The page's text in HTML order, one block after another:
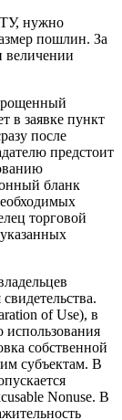
нужно
пошлин. За
величении
в заявке пункт
после
предстоит
бланк
торговой
of Use), в
использования
собственной
субъектам. В
Nonuse. В